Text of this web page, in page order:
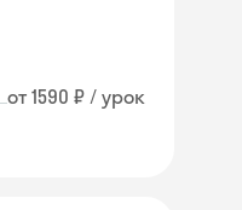
от 1590 ₽ / урок